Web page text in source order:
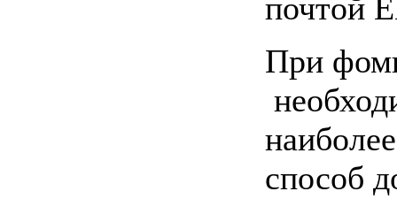
почтой
При
способ